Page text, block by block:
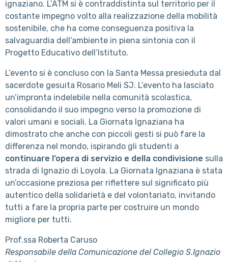
ignaziano. L’ATM si è contraddistinta sul territorio per il
costante impegno volto alla realizzazione della mobilità
sostenibile, che ha come conseguenza positiva la
salvaguardia dell’ambiente in piena sintonia con il
Progetto Educativo dell’Istituto.
L’evento si è concluso con la Santa Messa presieduta dal
sacerdote gesuita Rosario Meli SJ. L’evento ha lasciato
un’impronta indelebile nella comunità scolastica,
consolidando il suo impegno verso la promozione di
valori umani e sociali. La Giornata Ignaziana ha
dimostrato che anche con piccoli gesti si può fare la
differenza nel mondo, ispirando gli studenti a
continuare l’opera di servizio e della condivisione sulla
strada di Ignazio di Loyola. La Giornata Ignaziana è stata
un’occasione preziosa per riflettere sul significato più
autentico della solidarietà e del volontariato, invitando
tutti a fare la propria parte per costruire un mondo
migliore per tutti.
Prof.ssa Roberta Caruso
Responsabile della Comunicazione del Collegio S.Ignazio